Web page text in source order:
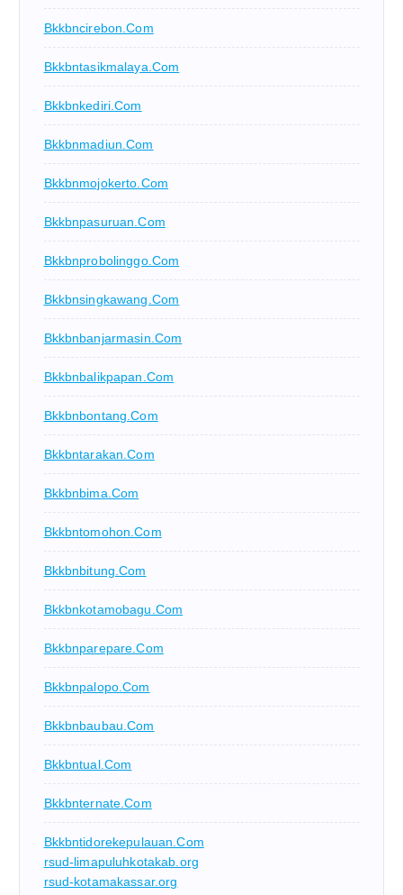
Bkkbncirebon.com
Bkkbntasikmalaya.com
Bkkbnkediri.com
Bkkbnmadiun.com
Bkkbnmojokerto.com
Bkkbnpasuruan.com
Bkkbnprobolinggo.com
Bkkbnsingkawang.com
Bkkbnbanjarmasin.com
Bkkbnbalikpapan.com
Bkkbnbontang.com
Bkkbntarakan.com
Bkkbnbima.com
Bkkbntomohon.com
Bkkbnbitung.com
Bkkbnkotamobagu.com
Bkkbnparepare.com
Bkkbnpalopo.com
Bkkbnbaubau.com
Bkkbntual.com
Bkkbnternate.com
Bkkbntidorekepulauan.com
rsud-limapuluhkotakab.org
rsud-kotamakassar.org